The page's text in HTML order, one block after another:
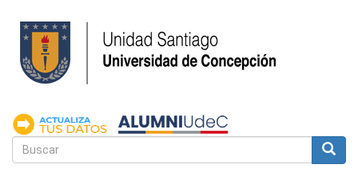
contenido
principal
FORMULARIO